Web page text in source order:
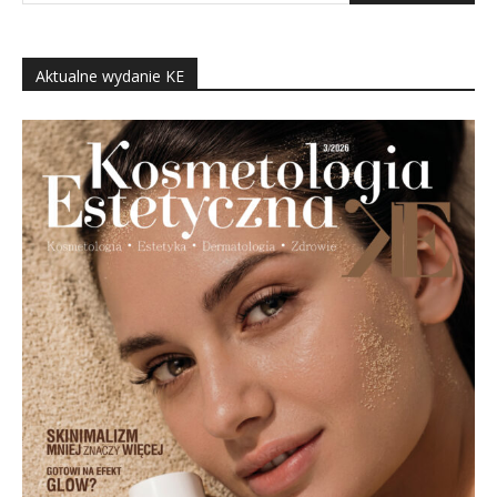
Aktualne wydanie KE